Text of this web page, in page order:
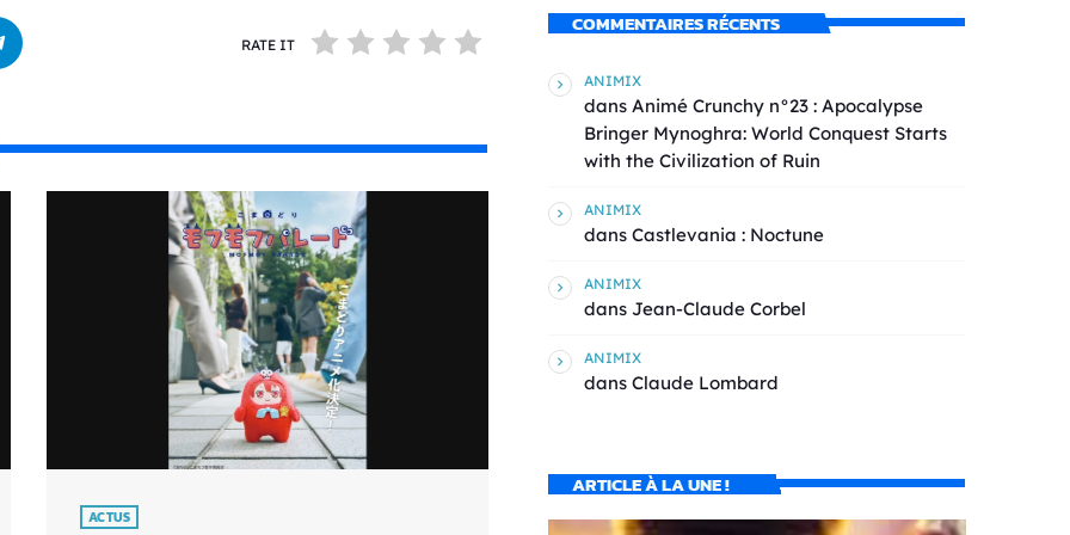
RATE IT
ACTUS
COMMENTAIRES RÉCENTS
ANIMIX
dans Animé Crunchy n°23 : Apocalypse
Bringer Mynoghra: World Conquest Starts
with the Civilization of Ruin
ANIMIX
dans Castlevania : Noctune
ANIMIX
dans Jean-Claude Corbel
ANIMIX
dans Claude Lombard
ARTICLE À LA UNE !